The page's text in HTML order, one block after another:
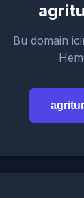
Bu domain